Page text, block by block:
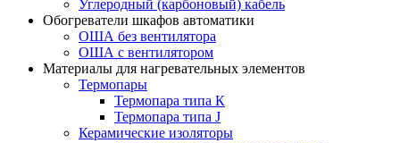
Углеродный (карбоновый) кабель
Обогреватели шкафов автоматики
ОША без вентилятора
ОША с вентилятором
Материалы для нагревательных элементов
Термопары
Термопара типа К
Термопара типа J
Керамические изоляторы